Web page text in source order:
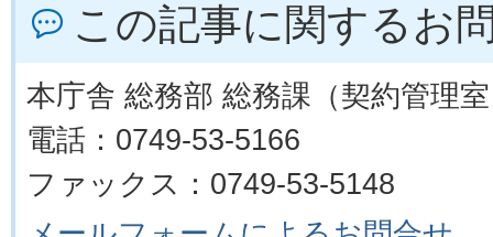
この記事に関するお
本庁舎 総務部 総務課（契約管理
電話：0749-53-5166
ファックス：0749-53-5148